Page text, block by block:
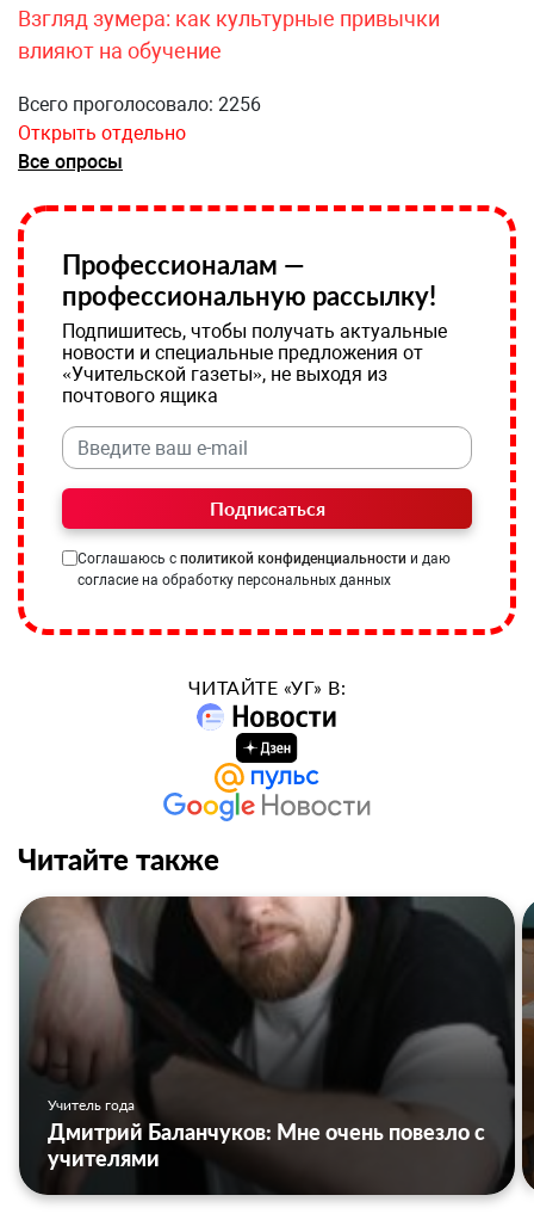
Взгляд зумера: как культурные привычки
влияют на обучение
Всего проголосовало: 2256
Открыть отдельно
Все опросы
Профессионалам —
профессиональную рассылку!
Подпишитесь, чтобы получать актуальные
новости и специальные предложения от
«Учительской газеты», не выходя из
почтового ящика
Подписаться
Соглашаюсь с политикой конфиденциальности и даю
согласие на обработку персональных данных
ЧИТАЙТЕ «УГ» В:
Читайте также
Учитель года
Дмитрий Баланчуков: Мне очень повезло с
учителями